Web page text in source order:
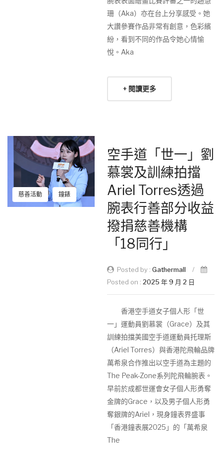
珊（Aka）亦在台上分享感受。她
大讚參賽作品非常有創意，色彩繽
紛，看到不同的作品令她心情愉
悅。Aka
+ 閱讀更多
慈善活動 鐘錶
空手道「世一」劉
慕裳及訓練拍擋
Ariel Torres透過
腕表行善部分收益
撥捐慈善機構
「18同行」
Posted by : Gathermall
/
Posted on : 2025 年 9 月 2 日
香港空手道女子個人形「世
一」運動員劉慕裳（Grace）及其
訓練拍擋美國空手道運動員托理斯
（Ariel Torres）與香港陀飛輪品牌
萬希泉合作推出以空手道為主題的
The Peak-Zone系列陀飛輪腕表。
早前於成都世運會女子個人形勇奪
金牌的Grace，以及男子個人形勇
奪銀牌的Ariel，現身鐘表界盛事
「香港鐘表展2025」的「萬希泉
The